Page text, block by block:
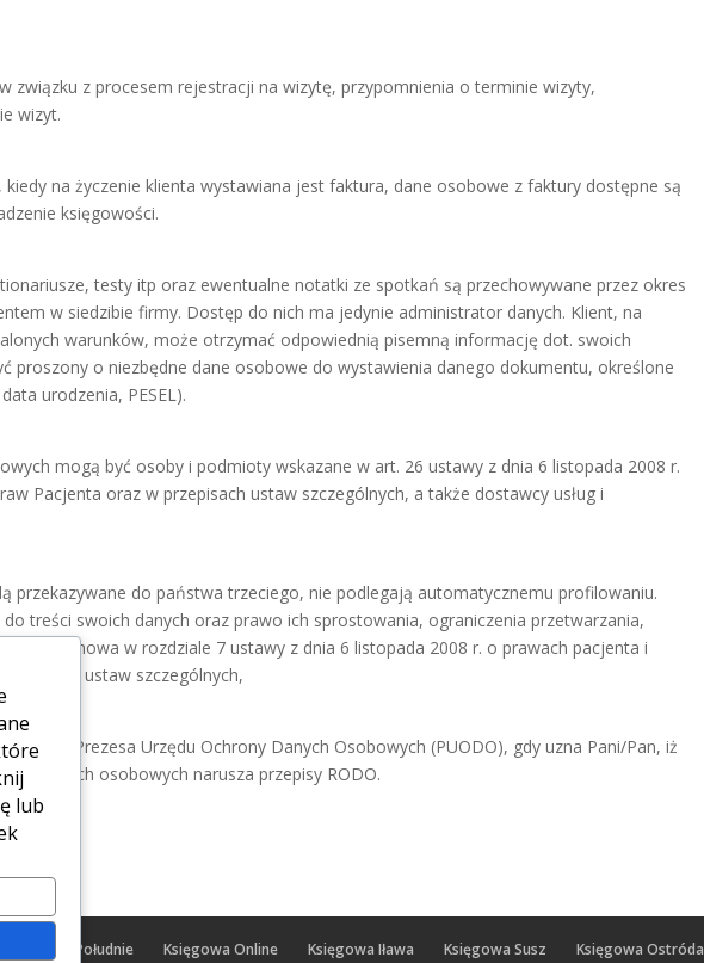
związku z procesem rejestracji na wizytę, przypomnienia o terminie wizyty,
wizyt.
kiedy na życzenie klienta wystawiana jest faktura, dane osobowe z faktury dostępne są
księgowości.
testy itp oraz ewentualne notatki ze spotkań są przechowywane przez okres
w siedzibie firmy. Dostęp do nich ma jedynie administrator danych. Klient, na
warunków, może otrzymać odpowiednią pisemną informację dot. swoich
proszony o niezbędne dane osobowe do wystawienia danego dokumentu, określone
urodzenia, PESEL).
mogą być osoby i podmioty wskazane w art. 26 ustawy z dnia 6 listopada 2008 r.
Pacjenta oraz w przepisach ustaw szczególnych, a także dostawcy usług i
przekazywane do państwa trzeciego, nie podlegają automatycznemu profilowaniu.
treści swoich danych oraz prawo ich sprostowania, ograniczenia przetwarzania,
których mowa w rozdziale 7 ustawy z dnia 6 listopada 2008 r. o prawach pacjenta i
ustaw szczególnych,
do Prezesa Urzędu Ochrony Danych Osobowych (PUODO), gdy uzna Pani/Pan, iż
danych osobowych narusza przepisy RODO.
Praga Południe Księgowa Online Księgowa Iława Księgowa Susz Księgowa Ostróda
lub